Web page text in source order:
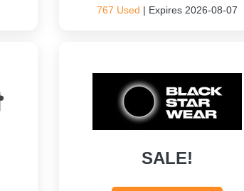
767 Used | Expires 2026-08-07
SALE!